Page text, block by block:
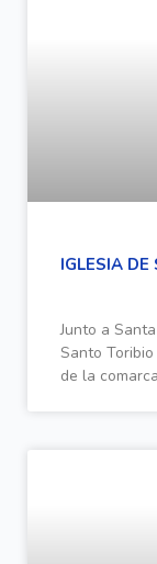
IGLESIA
Junto a
Santo
de la